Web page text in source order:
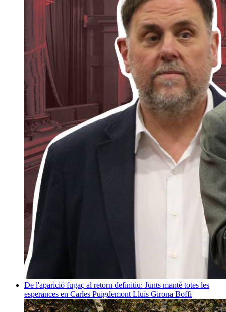
De l'aparició fugaç al retorn definitiu: Junts manté totes les
esperances en Carles Puigdemont Lluís Girona Boffi